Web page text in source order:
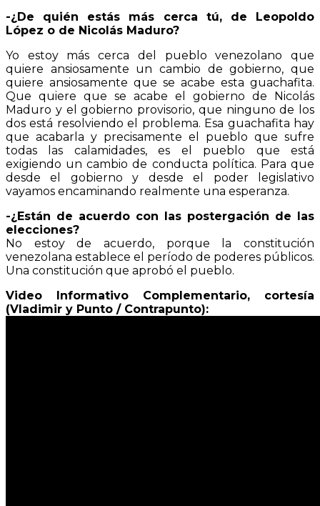
-¿De quién estás más cerca tú, de Leopoldo
López o de Nicolás Maduro?
Yo estoy más cerca del pueblo venezolano que
quiere ansiosamente un cambio de gobierno, que
quiere ansiosamente que se acabe esta guachafita.
Que quiere que se acabe el gobierno de Nicolás
Maduro y el gobierno provisorio, que ninguno de los
dos está resolviendo el problema. Esa guachafita hay
que acabarla y precisamente el pueblo que sufre
todas las calamidades, es el pueblo que está
exigiendo un cambio de conducta política. Para que
desde el gobierno y desde el poder legislativo
vayamos encaminando realmente una esperanza.
-¿Están de acuerdo con las postergación de las
elecciones?
No estoy de acuerdo, porque la constitución
venezolana establece el período de poderes públicos.
Una constitución que aprobó el pueblo.
Video Informativo Complementario, cortesía
(Vladimir y Punto / Contrapunto):